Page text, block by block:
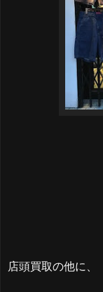
店頭買取の他に、